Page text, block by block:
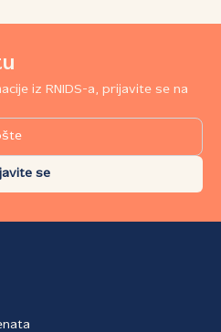
iz RNIDS-a, prijavite se na
se